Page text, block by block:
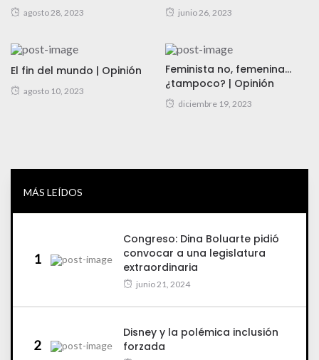
agosto 28, 2023 junio 26, 2023
El fin del mundo | Opinión
agosto 10, 2023
Feminista no, femenina…
¿tampoco? | Opinión
diciembre 19, 2023
MÁS LEÍDOS
1
Congreso: Dina Boluarte pidió
convocar a una legislatura
extraordinaria
junio 21, 2024
2
Disney y la polémica inclusión
forzada